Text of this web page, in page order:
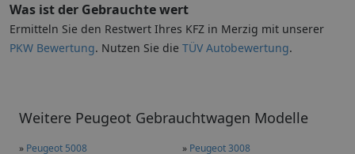
Weitere Peugeot Gebrauchtwagen Modelle
» Peugeot 5008 » Peugeot 3008
Was ist der Gebrauchte wert
Ermitteln Sie den Restwert Ihres KFZ in Merzig mit unserer
PKW Bewertung. Nutzen Sie die TÜV Autobewertung.